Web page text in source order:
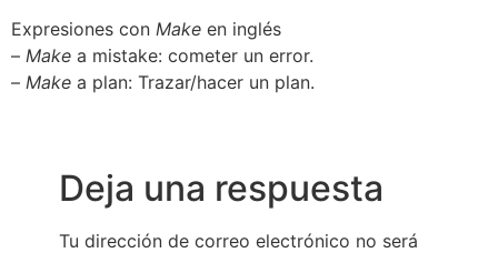
Expresiones con Make en inglés
– Make a mistake: cometer un error.
– Make a plan: Trazar/hacer un plan.
Deja una respuesta
Tu dirección de correo electrónico no será